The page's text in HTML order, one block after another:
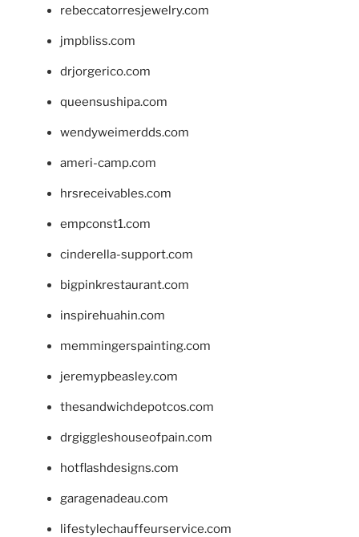
rebeccatorresjewelry.com
jmpbliss.com
drjorgerico.com
queensushipa.com
wendyweimerdds.com
ameri-camp.com
hrsreceivables.com
empconst1.com
cinderella-support.com
bigpinkrestaurant.com
inspirehuahin.com
memmingerspainting.com
jeremypbeasley.com
thesandwichdepotcos.com
drgiggleshouseofpain.com
hotflashdesigns.com
garagenadeau.com
lifestylechauffeurservice.com